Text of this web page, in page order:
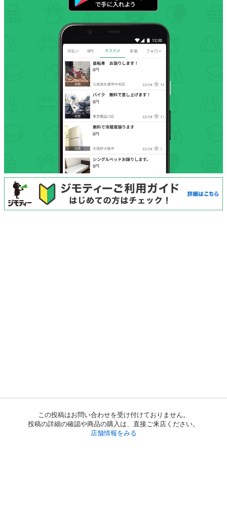
この投稿はお問い合わせを受け付けておりません。
投稿の詳細の確認や商品の購入は、直接ご来店ください。
店舗情報をみる